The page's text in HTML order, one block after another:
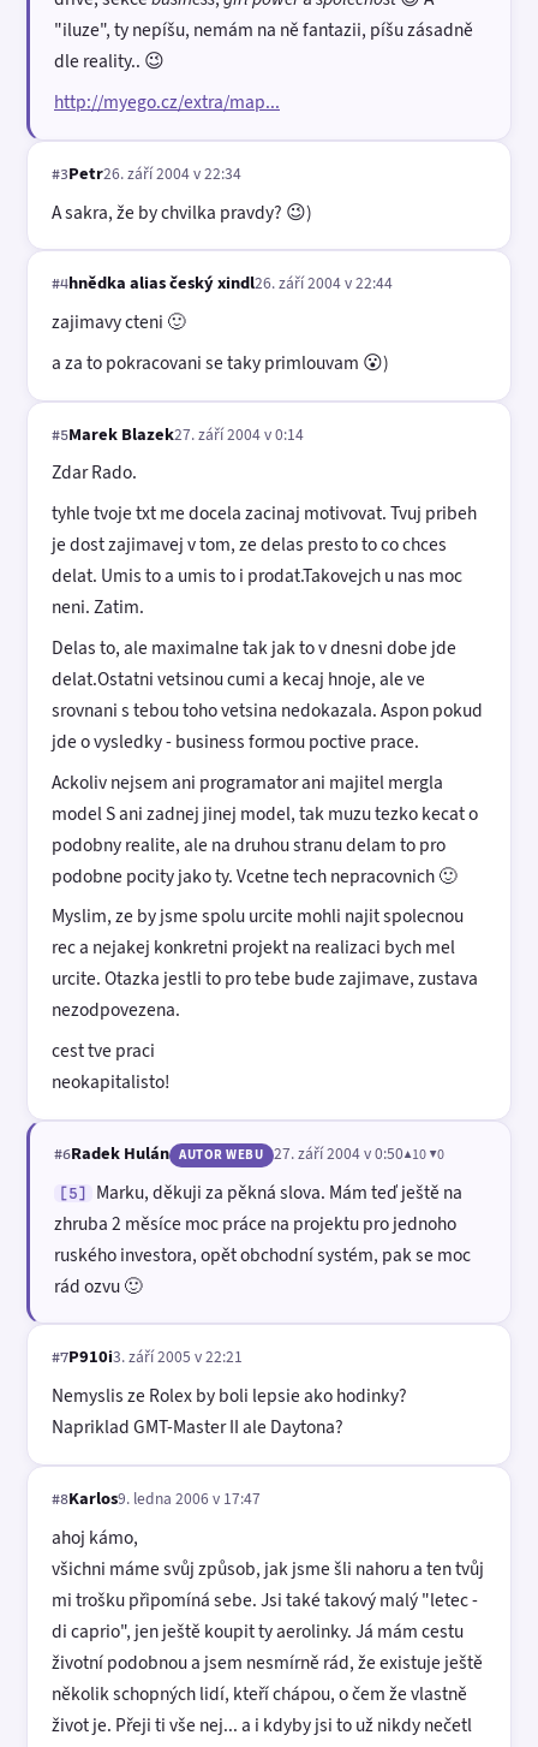
"iluze", ty nepíšu, nemám na ně fantazii, píšu zásadně
dle reality.. 😉
http://myego.cz/extra/map...
#3Petr26. září 2004 v 22:34
A sakra, že by chvilka pravdy? 😉)
#4hnědka alias český xindl26. září 2004 v 22:44
zajimavy cteni 🙂
a za to pokracovani se taky primlouvam 😮)
#5Marek Blazek27. září 2004 v 0:14
Zdar Rado.
tyhle tvoje txt me docela zacinaj motivovat. Tvuj pribeh
je dost zajimavej v tom, ze delas presto to co chces
delat. Umis to a umis to i prodat.Takovejch u nas moc
neni. Zatim.
Delas to, ale maximalne tak jak to v dnesni dobe jde
delat.Ostatni vetsinou cumi a kecaj hnoje, ale ve
srovnani s tebou toho vetsina nedokazala. Aspon pokud
jde o vysledky - business formou poctive prace.
Ackoliv nejsem ani programator ani majitel mergla
model S ani zadnej jinej model, tak muzu tezko kecat o
podobny realite, ale na druhou stranu delam to pro
podobne pocity jako ty. Vcetne tech nepracovnich 🙂
Myslim, ze by jsme spolu urcite mohli najit spolecnou
rec a nejakej konkretni projekt na realizaci bych mel
urcite. Otazka jestli to pro tebe bude zajimave, zustava
nezodpovezena.
cest tve praci
neokapitalisto!
#6Radek Hulán AUTOR WEBU 27. září 2004 v 0:50▲10 ▼0
[5]
Marku, děkuji za pěkná slova. Mám teď ještě na
zhruba 2 měsíce moc práce na projektu pro jednoho
ruského investora, opět obchodní systém, pak se moc
rád ozvu 🙂
#7P910i3. září 2005 v 22:21
Nemyslis ze Rolex by boli lepsie ako hodinky?
Napriklad GMT-Master II ale Daytona?
#8Karlos9. ledna 2006 v 17:47
ahoj kámo,
všichni máme svůj způsob, jak jsme šli nahoru a ten tvůj
mi trošku připomíná sebe. Jsi také takový malý "letec -
di caprio", jen ještě koupit ty aerolinky. Já mám cestu
životní podobnou a jsem nesmírně rád, že existuje ještě
několik schopných lidí, kteří chápou, o čem že vlastně
život je. Přeji ti vše nej... a i kdyby jsi to už nikdy nečetl